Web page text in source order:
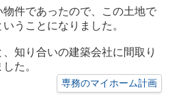
件であったので、この土地で
うことになりました。
知り合いの建築会社に間取り
た。
専務のマイホーム計画